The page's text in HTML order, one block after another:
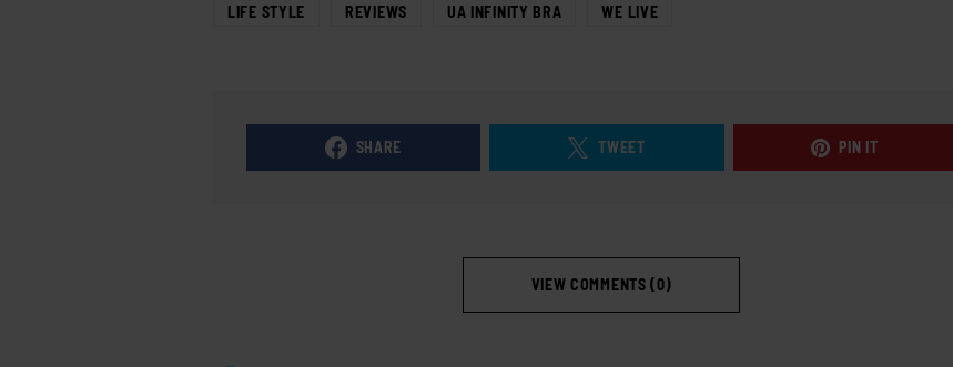
LIFE STYLE REVIEWS UA INFINITY BRA WE LIVE
SHARE TWEET PIN IT
VIEW COMMENTS (0)